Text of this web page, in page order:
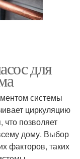
для
системы
циркуляцию
что позволяет
дому. Выбор
факторов, таких